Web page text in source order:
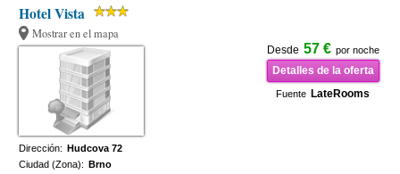
Hotel Vista
Mostrar en el mapa
Desde 57 € por noche
Detalles de la oferta
Fuente LateRooms
Dirección: Hudcova 72
Ciudad (Zona): Brno